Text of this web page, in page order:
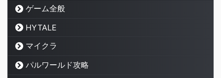
ゲーム全般
HYTALE
マイクラ
パルワールド攻略